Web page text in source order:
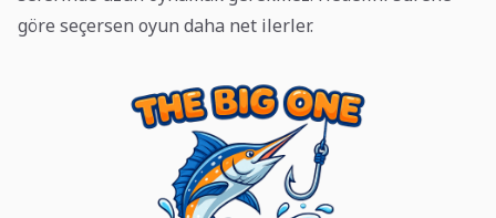
göre seçersen oyun daha net ilerler.